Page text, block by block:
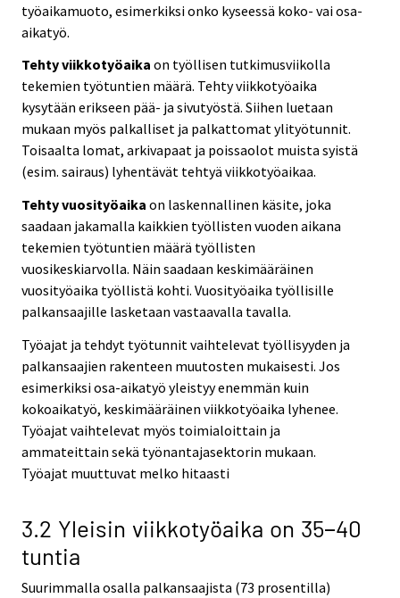
työaikamuoto, esimerkiksi onko kyseessä koko- vai osa-
aikatyö.
Tehty viikkotyöaika on työllisen tutkimusviikolla
tekemien työtuntien määrä. Tehty viikkotyöaika
kysytään erikseen pää- ja sivutyöstä. Siihen luetaan
mukaan myös palkalliset ja palkattomat ylityötunnit.
Toisaalta lomat, arkivapaat ja poissaolot muista syistä
(esim. sairaus) lyhentävät tehtyä viikkotyöaikaa.
Tehty vuosityöaika on laskennallinen käsite, joka
saadaan jakamalla kaikkien työllisten vuoden aikana
tekemien työtuntien määrä työllisten
vuosikeskiarvolla. Näin saadaan keskimääräinen
vuosityöaika työllistä kohti. Vuosityöaika työllisille
palkansaajille lasketaan vastaavalla tavalla.
Työajat ja tehdyt työtunnit vaihtelevat työllisyyden ja
palkansaajien rakenteen muutosten mukaisesti. Jos
esimerkiksi osa-aikatyö yleistyy enemmän kuin
kokoaikatyö, keskimääräinen viikkotyöaika lyhenee.
Työajat vaihtelevat myös toimialoittain ja
ammateittain sekä työnantajasektorin mukaan.
Työajat muuttuvat melko hitaasti
3.2 Yleisin viikkotyöaika on 35−40
tuntia
Suurimmalla osalla palkansaajista (73 prosentilla)